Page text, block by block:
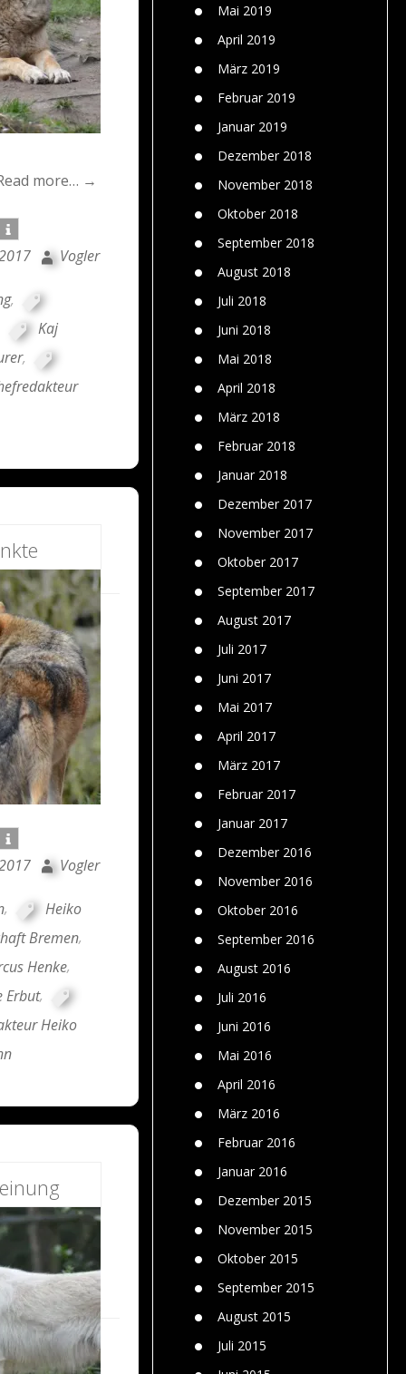
Mai 2019
April 2019
März 2019
Februar 2019
Januar 2019
Dezember 2018
November 2018
Oktober 2018
September 2018
August 2018
Juli 2018
Juni 2018
Mai 2018
April 2018
März 2018
Februar 2018
Januar 2018
Dezember 2017
November 2017
Oktober 2017
September 2017
August 2017
Juli 2017
Juni 2017
Mai 2017
April 2017
März 2017
Februar 2017
Januar 2017
Dezember 2016
November 2016
Oktober 2016
September 2016
August 2016
Juli 2016
Juni 2016
Mai 2016
April 2016
März 2016
Februar 2016
Januar 2016
Dezember 2015
November 2015
Oktober 2015
September 2015
August 2015
Juli 2015
more… →
Vogler
,
Kaj
,
Vogler
,
Heiko
Bremen,
Henke,
Erbut,
Heiko